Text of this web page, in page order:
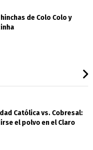
de Colo Colo y
Católica vs. Cobresal:
el polvo en el Claro